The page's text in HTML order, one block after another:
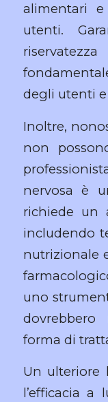
alimentari
utenti.
degli utenti e
Inoltre,
non
nervosa è
richiede un
includendo
nutrizionale
uno
dovrebbero
forma di
Un ulteriore
l’efficacia